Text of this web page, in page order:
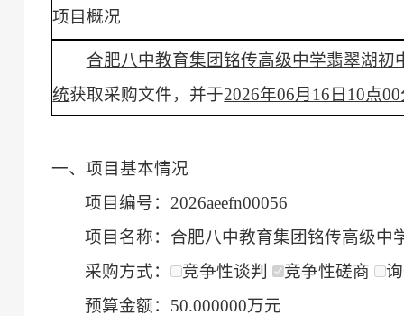
项目概况
合肥八中教育集团铭传高级中学翡翠湖初
统获取采购文件，并于2026年06月16日10点
一、项目基本情况
项目编号：2026aeefn00056
项目名称：合肥八中教育集团铭传高级中
采购方式：
竞争性谈判 竞争性磋商
预算金额：50.000000万元